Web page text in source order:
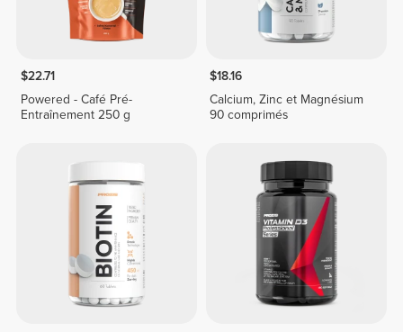
$22.71
Powered - Café Pré-
Entraînement 250 g
$18.16
Calcium, Zinc et Magnésium
90 comprimés